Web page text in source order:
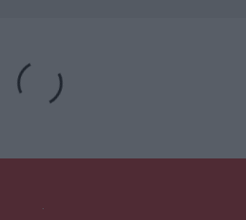
no será publicada.
*